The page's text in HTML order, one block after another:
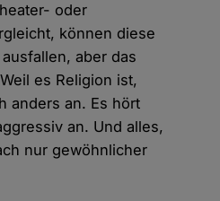
oder
können diese
aber das
es Religion ist,
anders an. Es hört
an. Und alles,
nur gewöhnlicher